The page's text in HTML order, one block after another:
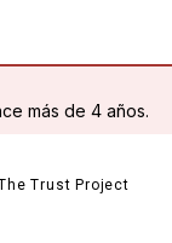
más de 4 años.